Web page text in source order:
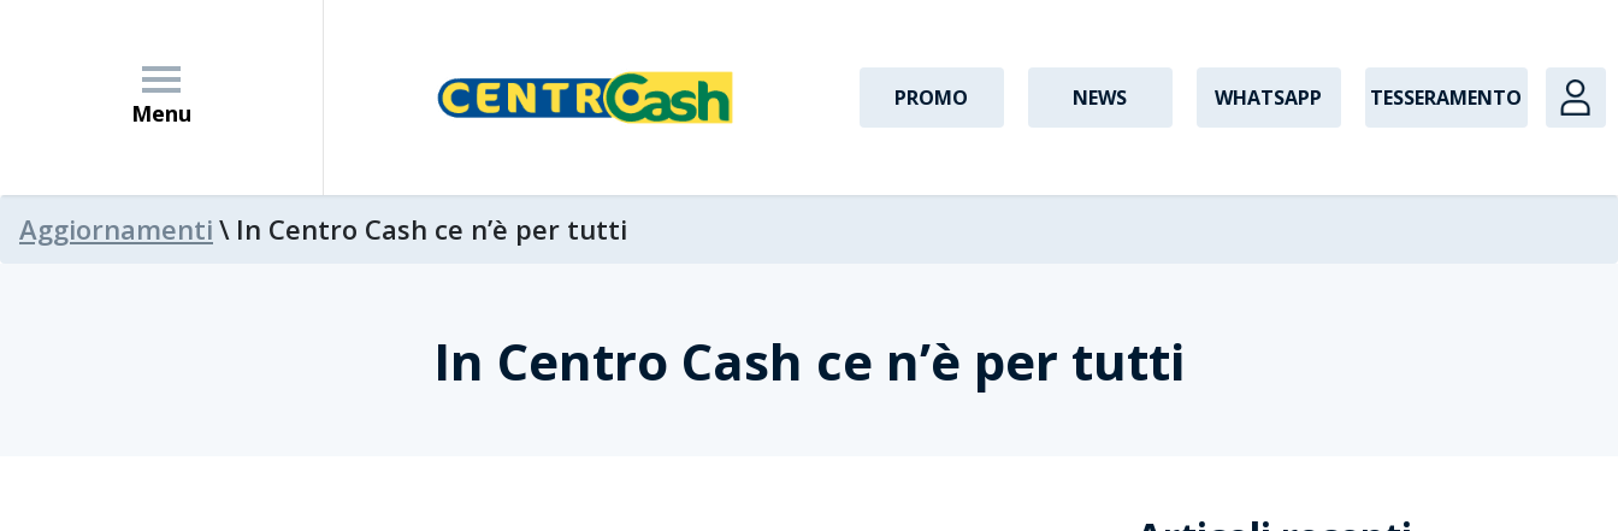
Menu
PROMO NEWS WHATSAPP TESSERAMENTO
Aggiornamenti \ In Centro Cash ce n’è per tutti
In Centro Cash ce n’è per tutti